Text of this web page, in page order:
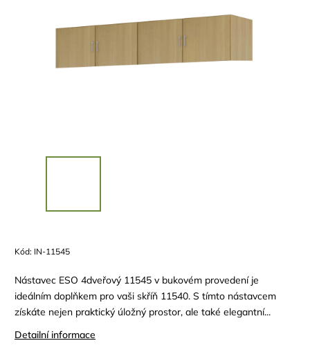
Kód: IN-11545
Nástavec ESO 4dveřový 11545 v bukovém provedení je
ideálním doplňkem pro vaši skříň 11540. S tímto nástavcem
získáte nejen praktický úložný prostor, ale také elegantní...
Detailní informace